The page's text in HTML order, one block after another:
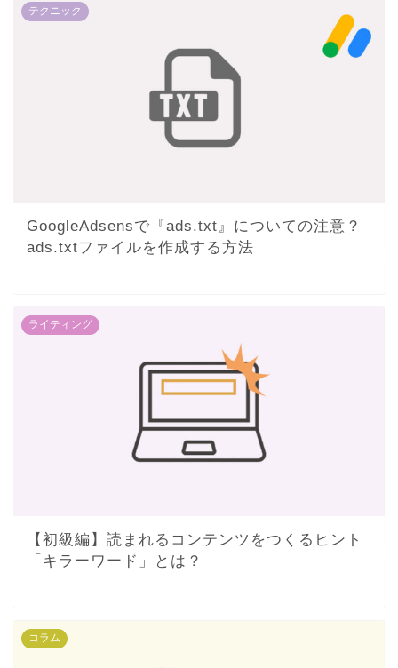
テクニック
GoogleAdsensで『ads.txt』についての注意？
ads.txtファイルを作成する方法
ライティング
【初級編】読まれるコンテンツをつくるヒント
「キラーワード」とは？
コラム